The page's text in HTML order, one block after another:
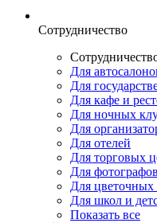
Сотрудничество
Для
Для
Для кафе и
Для ночных
Для
Для отелей
Для торговых
Для фотографов
Для цветочных
Для школ и
Показать все